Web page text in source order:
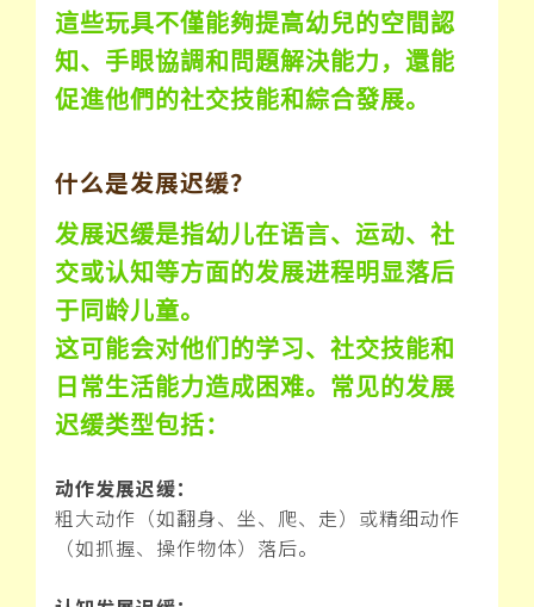
這些玩具不僅能夠提高幼兒的空間認
知、手眼協調和問題解決能力，還能
促進他們的社交技能和綜合發展。
什么是发展迟缓？
发展迟缓是指幼儿在语言、运动、社
交或认知等方面的发展进程明显落后
于同龄儿童。
这可能会对他们的学习、社交技能和
日常生活能力造成困难。常见的发展
迟缓类型包括：
动作发展迟缓：
粗大动作（如翻身、坐、爬、走）或精细动作
（如抓握、操作物体）落后。